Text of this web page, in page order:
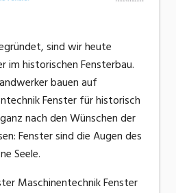
sind wir heute
im historischen Fensterbau.
bauen auf
Fenster für historisch
nach den Wünschen der
Fenster sind die Augen des
Seele.
Maschinentechnik Fenster